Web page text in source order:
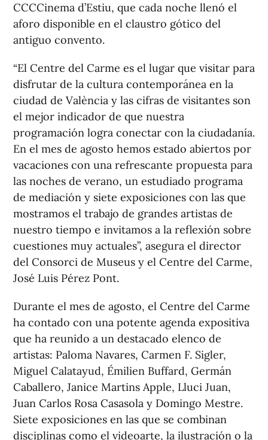
CCCCinema d’Estiu, que cada noche llenó el
aforo disponible en el claustro gótico del
antiguo convento.
“El Centre del Carme es el lugar que visitar para
disfrutar de la cultura contemporánea en la
ciudad de València y las cifras de visitantes son
el mejor indicador de que nuestra
programación logra conectar con la ciudadanía.
En el mes de agosto hemos estado abiertos por
vacaciones con una refrescante propuesta para
las noches de verano, un estudiado programa
de mediación y siete exposiciones con las que
mostramos el trabajo de grandes artistas de
nuestro tiempo e invitamos a la reflexión sobre
cuestiones muy actuales”, asegura el director
del Consorci de Museus y el Centre del Carme,
José Luis Pérez Pont.
Durante el mes de agosto, el Centre del Carme
ha contado con una potente agenda expositiva
que ha reunido a un destacado elenco de
artistas: Paloma Navares, Carmen F. Sigler,
Miguel Calatayud, Émilien Buffard, Germán
Caballero, Janice Martins Apple, Lluci Juan,
Juan Carlos Rosa Casasola y Domingo Mestre.
Siete exposiciones en las que se combinan
disciplinas como el videoarte, la ilustración o la